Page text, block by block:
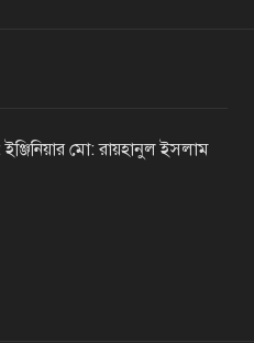
মো: রায়হানুল ইসলাম